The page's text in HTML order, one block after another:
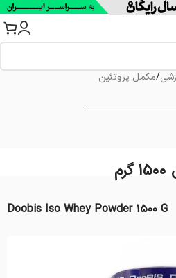
/مکمل پروتئین
Doobis Iso Whey Powder 1500 G